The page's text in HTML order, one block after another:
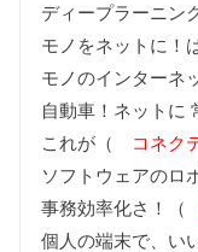
ディープラーニ
モノをネットに！
モノのインターネ
自動車！ネットに
これが（
コネク
ソフトウェアのロ
事務効率化さ！（
個人の端末で、い